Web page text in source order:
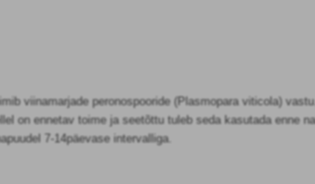
viinamarjade peronospooride (Plasmopara viticola)
on ennetav toime ja seetõttu tuleb seda kasutada
7-14päevase intervalliga.